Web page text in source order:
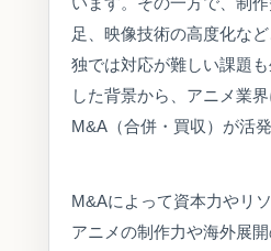
足、映像技術の高度化な
独では対応が難しい課題
した背景から、アニメ業
M&A（合併・買収）が活
M&Aによって資本力やリ
アニメの制作力や海外展